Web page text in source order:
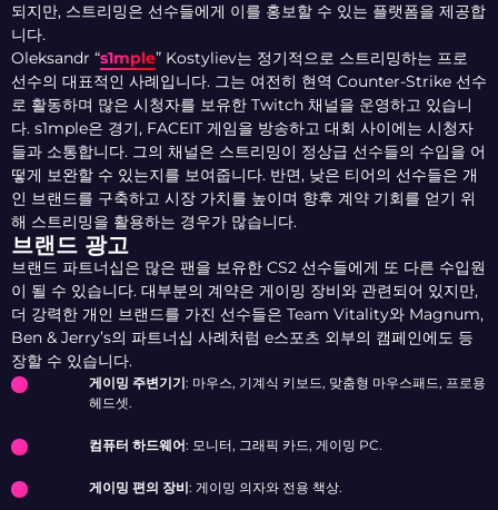
되지만, 스트리밍은 선수들에게 이를 홍보할 수 있는 플랫폼을 제공합
니다.
Oleksandr “s1mple” Kostyliev는 정기적으로 스트리밍하는 프로
선수의 대표적인 사례입니다. 그는 여전히 현역 Counter-Strike 선수
로 활동하며 많은 시청자를 보유한 Twitch 채널을 운영하고 있습니
다. s1mple은 경기, FACEIT 게임을 방송하고 대회 사이에는 시청자
들과 소통합니다. 그의 채널은 스트리밍이 정상급 선수들의 수입을 어
떻게 보완할 수 있는지를 보여줍니다. 반면, 낮은 티어의 선수들은 개
인 브랜드를 구축하고 시장 가치를 높이며 향후 계약 기회를 얻기 위
해 스트리밍을 활용하는 경우가 많습니다.
브랜드 광고
브랜드 파트너십은 많은 팬을 보유한 CS2 선수들에게 또 다른 수입원
이 될 수 있습니다. 대부분의 계약은 게이밍 장비와 관련되어 있지만,
더 강력한 개인 브랜드를 가진 선수들은 Team Vitality와 Magnum,
Ben & Jerry’s의 파트너십 사례처럼 e스포츠 외부의 캠페인에도 등
장할 수 있습니다.
게이밍 주변기기: 마우스, 기계식 키보드, 맞춤형 마우스패드, 프로용
헤드셋.
컴퓨터 하드웨어: 모니터, 그래픽 카드, 게이밍 PC.
게이밍 편의 장비: 게이밍 의자와 전용 책상.